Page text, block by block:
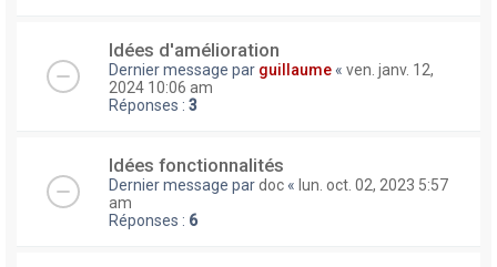
Idées d'amélioration
Dernier message par guillaume « ven. janv. 12,
2024 10:06 am
Réponses : 3
Idées fonctionnalités
Dernier message pardoc « lun. oct. 02, 2023 5:57
am
Réponses : 6